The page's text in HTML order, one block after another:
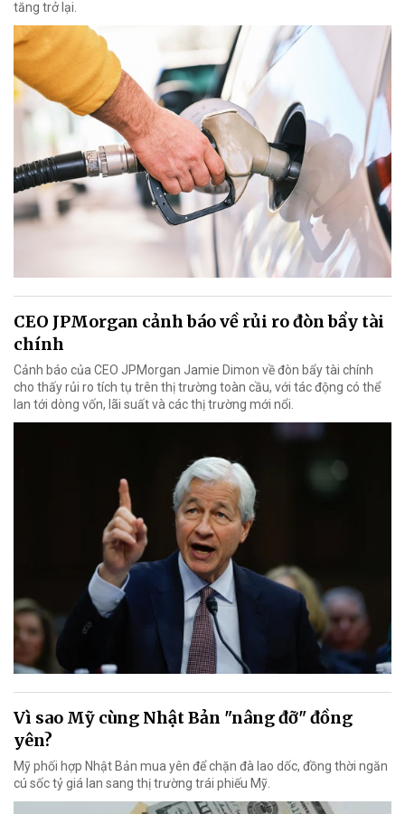
tăng trở lại.
CEO JPMorgan cảnh báo về rủi ro đòn bẩy tài
chính
Cảnh báo của CEO JPMorgan Jamie Dimon về đòn bẩy tài chính
cho thấy rủi ro tích tụ trên thị trường toàn cầu, với tác động có thể
lan tới dòng vốn, lãi suất và các thị trường mới nổi.
Vì sao Mỹ cùng Nhật Bản "nâng đỡ" đồng
yên?
Mỹ phối hợp Nhật Bản mua yên để chặn đà lao dốc, đồng thời ngăn
cú sốc tỷ giá lan sang thị trường trái phiếu Mỹ.